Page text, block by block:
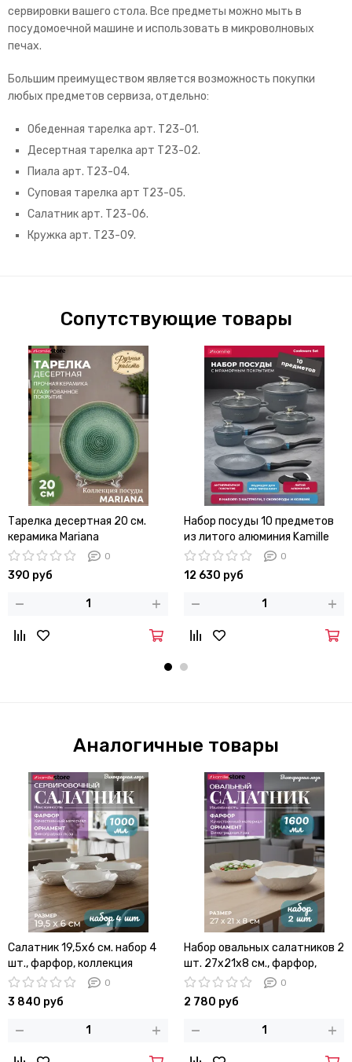
сервировки вашего стола. Все предметы можно мыть в
посудомоечной машине и использовать в микроволновых
печах.
Большим преимуществом является возможность покупки
любых предметов сервиза, отдельно:
Обеденная тарелка арт. T23-01.
Десертная тарелка арт T23-02.
Пиала арт. T23-04.
Суповая тарелка арт T23-05.
Салатник арт. T23-06.
Кружка арт. T23-09.
Сопутствующие товары
Тарелка десертная 20 см.
керамика Mariana
0
390 руб
Набор посуды 10 предметов
из литого алюминия Kamille
KM 4437
0
12 630 руб
Аналогичные товары
Салатник 19,5х6 см. набор 4
шт., фарфор, коллекция
"Виноградная лоза"
0
3 840 руб
Набор овальных салатников 2
шт. 27х21х8 см., фарфор,
коллекция "Виноградная
лоза"
0
2 780 руб